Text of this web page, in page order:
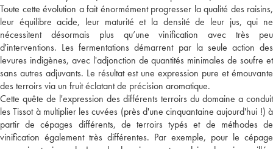
Toute cette évolution a fait énormément progresser la qualité des raisins,
leur équilibre acide, leur maturité et la densité de leur jus, qui ne
nécessitent désormais plus qu’une vinification avec très peu
d'interventions. Les fermentations démarrent par la seule action des
levures indigènes, avec l'adjonction de quantités minimales de soufre et
sans autres adjuvants. Le résultat est une expression pure et émouvante
des terroirs via un fruit éclatant de précision aromatique.
Cette quête de l'expression des différents terroirs du domaine a conduit
les Tissot à multiplier les cuvées (près d'une cinquantaine aujourd'hui !) à
partir de cépages différents, de terroirs typés et de méthodes de
vinification également très différentes. Par exemple, pour le cépage